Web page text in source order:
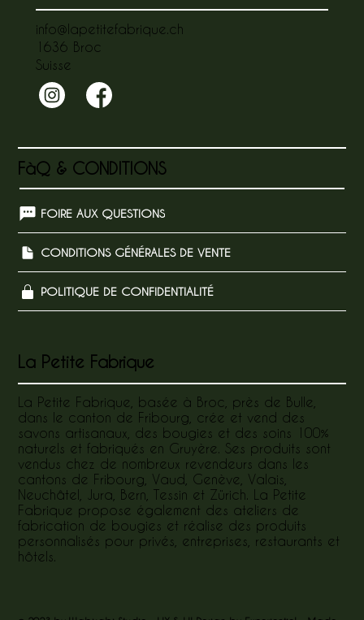
La Petite Fabrique
La Petite Fabrique, basée à Broc, près de Bulle,
dans le canton de Fribourg, crée et vend des
savons artisanaux, des bougies et des soins 100%
naturels et fabriqués en Gruyère. Ses produits sont
vendus chez de nombreux revendeurs dans les
cantons de Fribourg, Vaud, Genève, Valais,
Neuchâtel, Jura, Bern, Tessin et Zürich. La Petite
Fabrique propose également des ateliers de
fabrication de bougies et réalise des produits
personnalisés pour privés, entreprises, restaurants et
hôtels.
FàQ & CONDITIONS
FOIRE AUX QUESTIONS
POLITIQUE DE CONFIDENTIALITÉ
CONDITIONS GÉNÉRALES DE VENTE
info@lapetitefabrique.ch
1636 Broc
Suisse